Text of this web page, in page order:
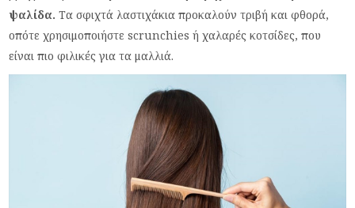
ψαλίδα.Τα σφιχτά λαστιχάκια προκαλούν τριβή και φθορά,
οπότε χρησιμοποιήστε scrunchies ή χαλαρές κοτσίδες, που
είναι πιο φιλικές για τα μαλλιά.